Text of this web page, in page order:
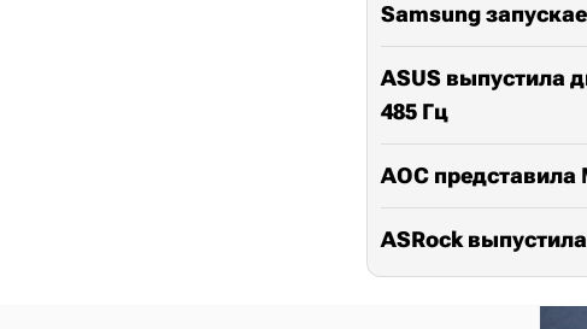
Samsung
ASUS выпустила
485 Гц
AOC представила
ASRock